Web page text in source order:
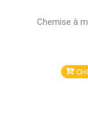
Chemise à